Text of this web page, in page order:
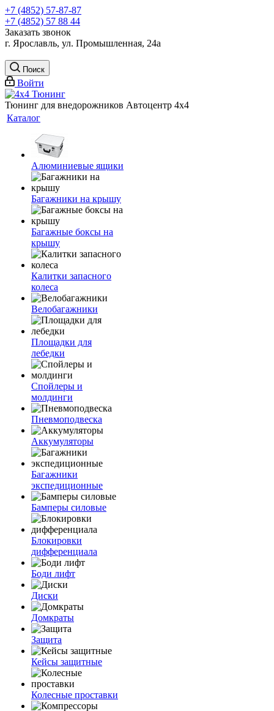
+7 (4852) 57-87-87
+7 (4852) 57 88 44
Заказать звонок
г. Ярославль, ул. Промышленная, 24а
Поиск
Войти
Тюнинг для внедорожников Автоцентр 4х4
Каталог
Алюминиевые ящики
Багажники на крышу
Багажные боксы на
крышу
Калитки запасного
колеса
Велобагажники
Площадки для
лебедки
Спойлеры и
молдинги
Пневмоподвеска
Аккумуляторы
Багажники
экспедиционные
Бамперы силовые
Блокировки
дифференциала
Боди лифт
Диски
Домкраты
Защита
Кейсы защитные
Колесные проставки